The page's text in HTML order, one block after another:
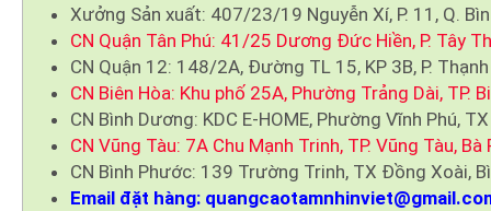
Xưởng Sản xuất: 407/23/19 Nguyễn Xí, P. 11, Q.
CN Quận Tân Phú: 41/25 Dương Đức Hiền, P. Tây
CN Quận 12: 148/2A, Đường TL 15, KP 3B, P.
CN Biên Hòa: Khu phố 25A, Phường Trảng Dài, TP.
CN Bình Dương: KDC E-HOME, Phường Vĩnh Phú,
CN Vũng Tàu: 7A Chu Mạnh Trinh, TP. Vũng Tàu, Bà
CN Bình Phước: 139 Trường Trinh, TX Đồng Xoài,
Email đặt hàng: